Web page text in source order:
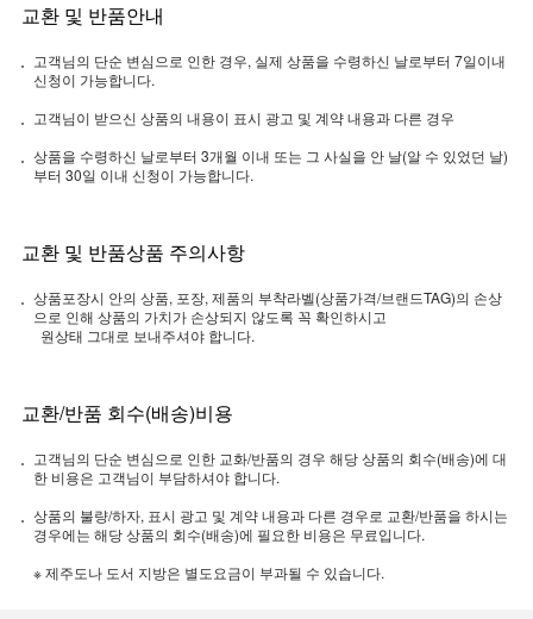
교환 및 반품안내
고객님의 단순 변심으로 인한 경우, 실제 상품을 수령하신 날로부터 7일이내
신청이 가능합니다.
고객님이 받으신 상품의 내용이 표시 광고 및 계약 내용과 다른 경우
상품을 수령하신 날로부터 3개월 이내 또는 그 사실을 안 날(알 수 있었던 날)
부터 30일 이내 신청이 가능합니다.
교환 및 반품상품 주의사항
상품포장시 안의 상품, 포장, 제품의 부착라벨(상품가격/브랜드TAG)의 손상
으로 인해 상품의 가치가 손상되지 않도록 꼭 확인하시고
원상태 그대로 보내주셔야 합니다.
교환/반품 회수(배송)비용
고객님의 단순 변심으로 인한 교화/반품의 경우 해당 상품의 회수(배송)에 대
한 비용은 고객님이 부담하셔야 합니다.
상품의 불량/하자, 표시 광고 및 계약 내용과 다른 경우로 교환/반품을 하시는
경우에는 해당 상품의 회수(배송)에 필요한 비용은 무료입니다.
※ 제주도나 도서 지방은 별도요금이 부과될 수 있습니다.